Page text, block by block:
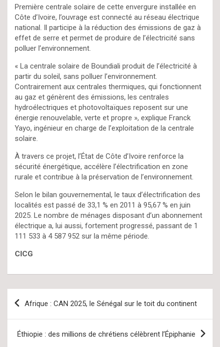
Première centrale solaire de cette envergure installée en
Côte d’Ivoire, l’ouvrage est connecté au réseau électrique
national. Il participe à la réduction des émissions de gaz à
effet de serre et permet de produire de l’électricité sans
polluer l’environnement.
« La centrale solaire de Boundiali produit de l’électricité à
partir du soleil, sans polluer l’environnement.
Contrairement aux centrales thermiques, qui fonctionnent
au gaz et génèrent des émissions, les centrales
hydroélectriques et photovoltaïques reposent sur une
énergie renouvelable, verte et propre », explique Franck
Yayo, ingénieur en charge de l’exploitation de la centrale
solaire.
À travers ce projet, l’État de Côte d’Ivoire renforce la
sécurité énergétique, accélère l’électrification en zone
rurale et contribue à la préservation de l’environnement.
Selon le bilan gouvernemental, le taux d’électrification des
localités est passé de 33,1 % en 2011 à 95,67 % en juin
2025. Le nombre de ménages disposant d’un abonnement
électrique a, lui aussi, fortement progressé, passant de 1
111 533 à 4 587 952 sur la même période.
CICG
Navigation
l’article
Afrique : CAN 2025, le Sénégal sur le toit du continent
Éthiopie : des millions de chrétiens célèbrent l’Épiphanie